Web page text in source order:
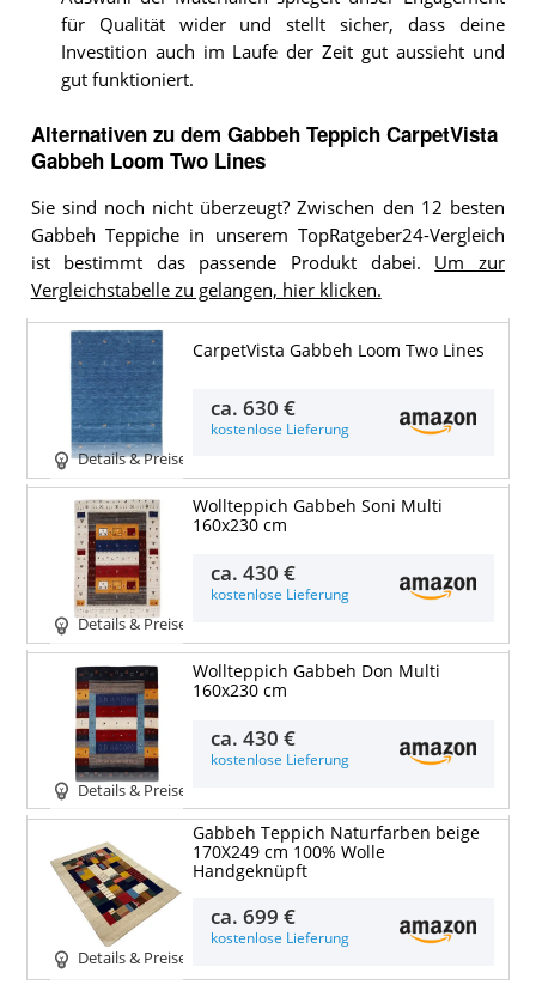
für Qualität wider und stellt sicher, dass deine
Investition auch im Laufe der Zeit gut aussieht und
gut funktioniert.
Alternativen zu dem Gabbeh Teppich CarpetVista
Gabbeh Loom Two Lines
Sie sind noch nicht überzeugt? Zwischen den 12 besten
Gabbeh Teppiche in unserem TopRatgeber24-Vergleich
ist bestimmt das passende Produkt dabei. Um zur
Vergleichstabelle zu gelangen, hier klicken.
Details & Preise
CarpetVista Gabbeh Loom Two Lines
ca.630 €
kostenlose Lieferung
Details & Preise
Wollteppich Gabbeh Soni Multi
160x230 cm
ca.430 €
kostenlose Lieferung
Details & Preise
Wollteppich Gabbeh Don Multi
160x230 cm
ca.430 €
kostenlose Lieferung
Details & Preise
Gabbeh Teppich Naturfarben beige
170X249 cm 100% Wolle
Handgeknüpft
ca.699 €
kostenlose Lieferung